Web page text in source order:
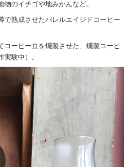
のイチゴや地みかんなど。
で熟成させたバレルエイジドコーヒー
コーヒー豆を燻製させた、燻製コーヒ
実験中）。